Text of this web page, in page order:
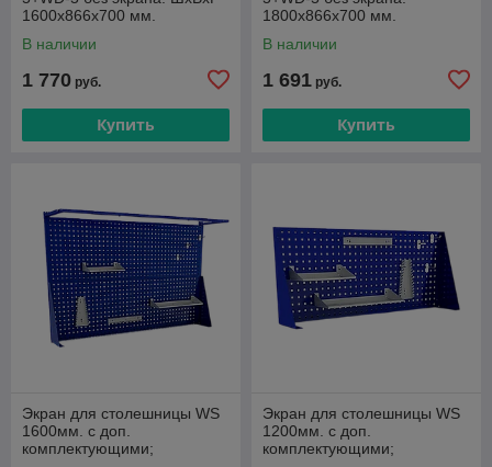
1600x866x700 мм.
В наличии
1 770 руб.
Купить
1800x866x700 мм.
В наличии
1 691 руб.
Купить
Экран для столешницы WS
1600мм. с доп.
комплектующими;
Экран для столешницы WS
1200мм. с доп.
комплектующими;